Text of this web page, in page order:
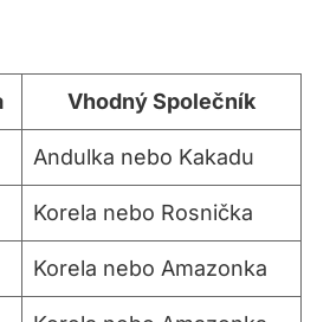
Vhodný Společník
Andulka nebo Kakadu
Korela nebo Rosnička
Korela nebo Amazonka